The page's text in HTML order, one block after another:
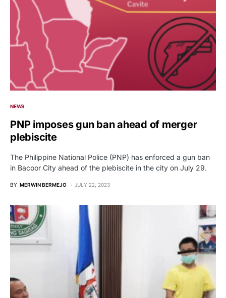
NEWS
PNP imposes gun ban ahead of merger
plebiscite
The Philippine National Police (PNP) has enforced a gun ban
in Bacoor City ahead of the plebiscite in the city on July 29.
BY MERWIN BERMEJO JULY 22, 2023